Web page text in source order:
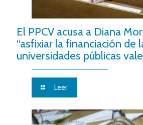
El PPCV acusa a Diana
“asfixiar la financiación de
universidades públicas
Leer